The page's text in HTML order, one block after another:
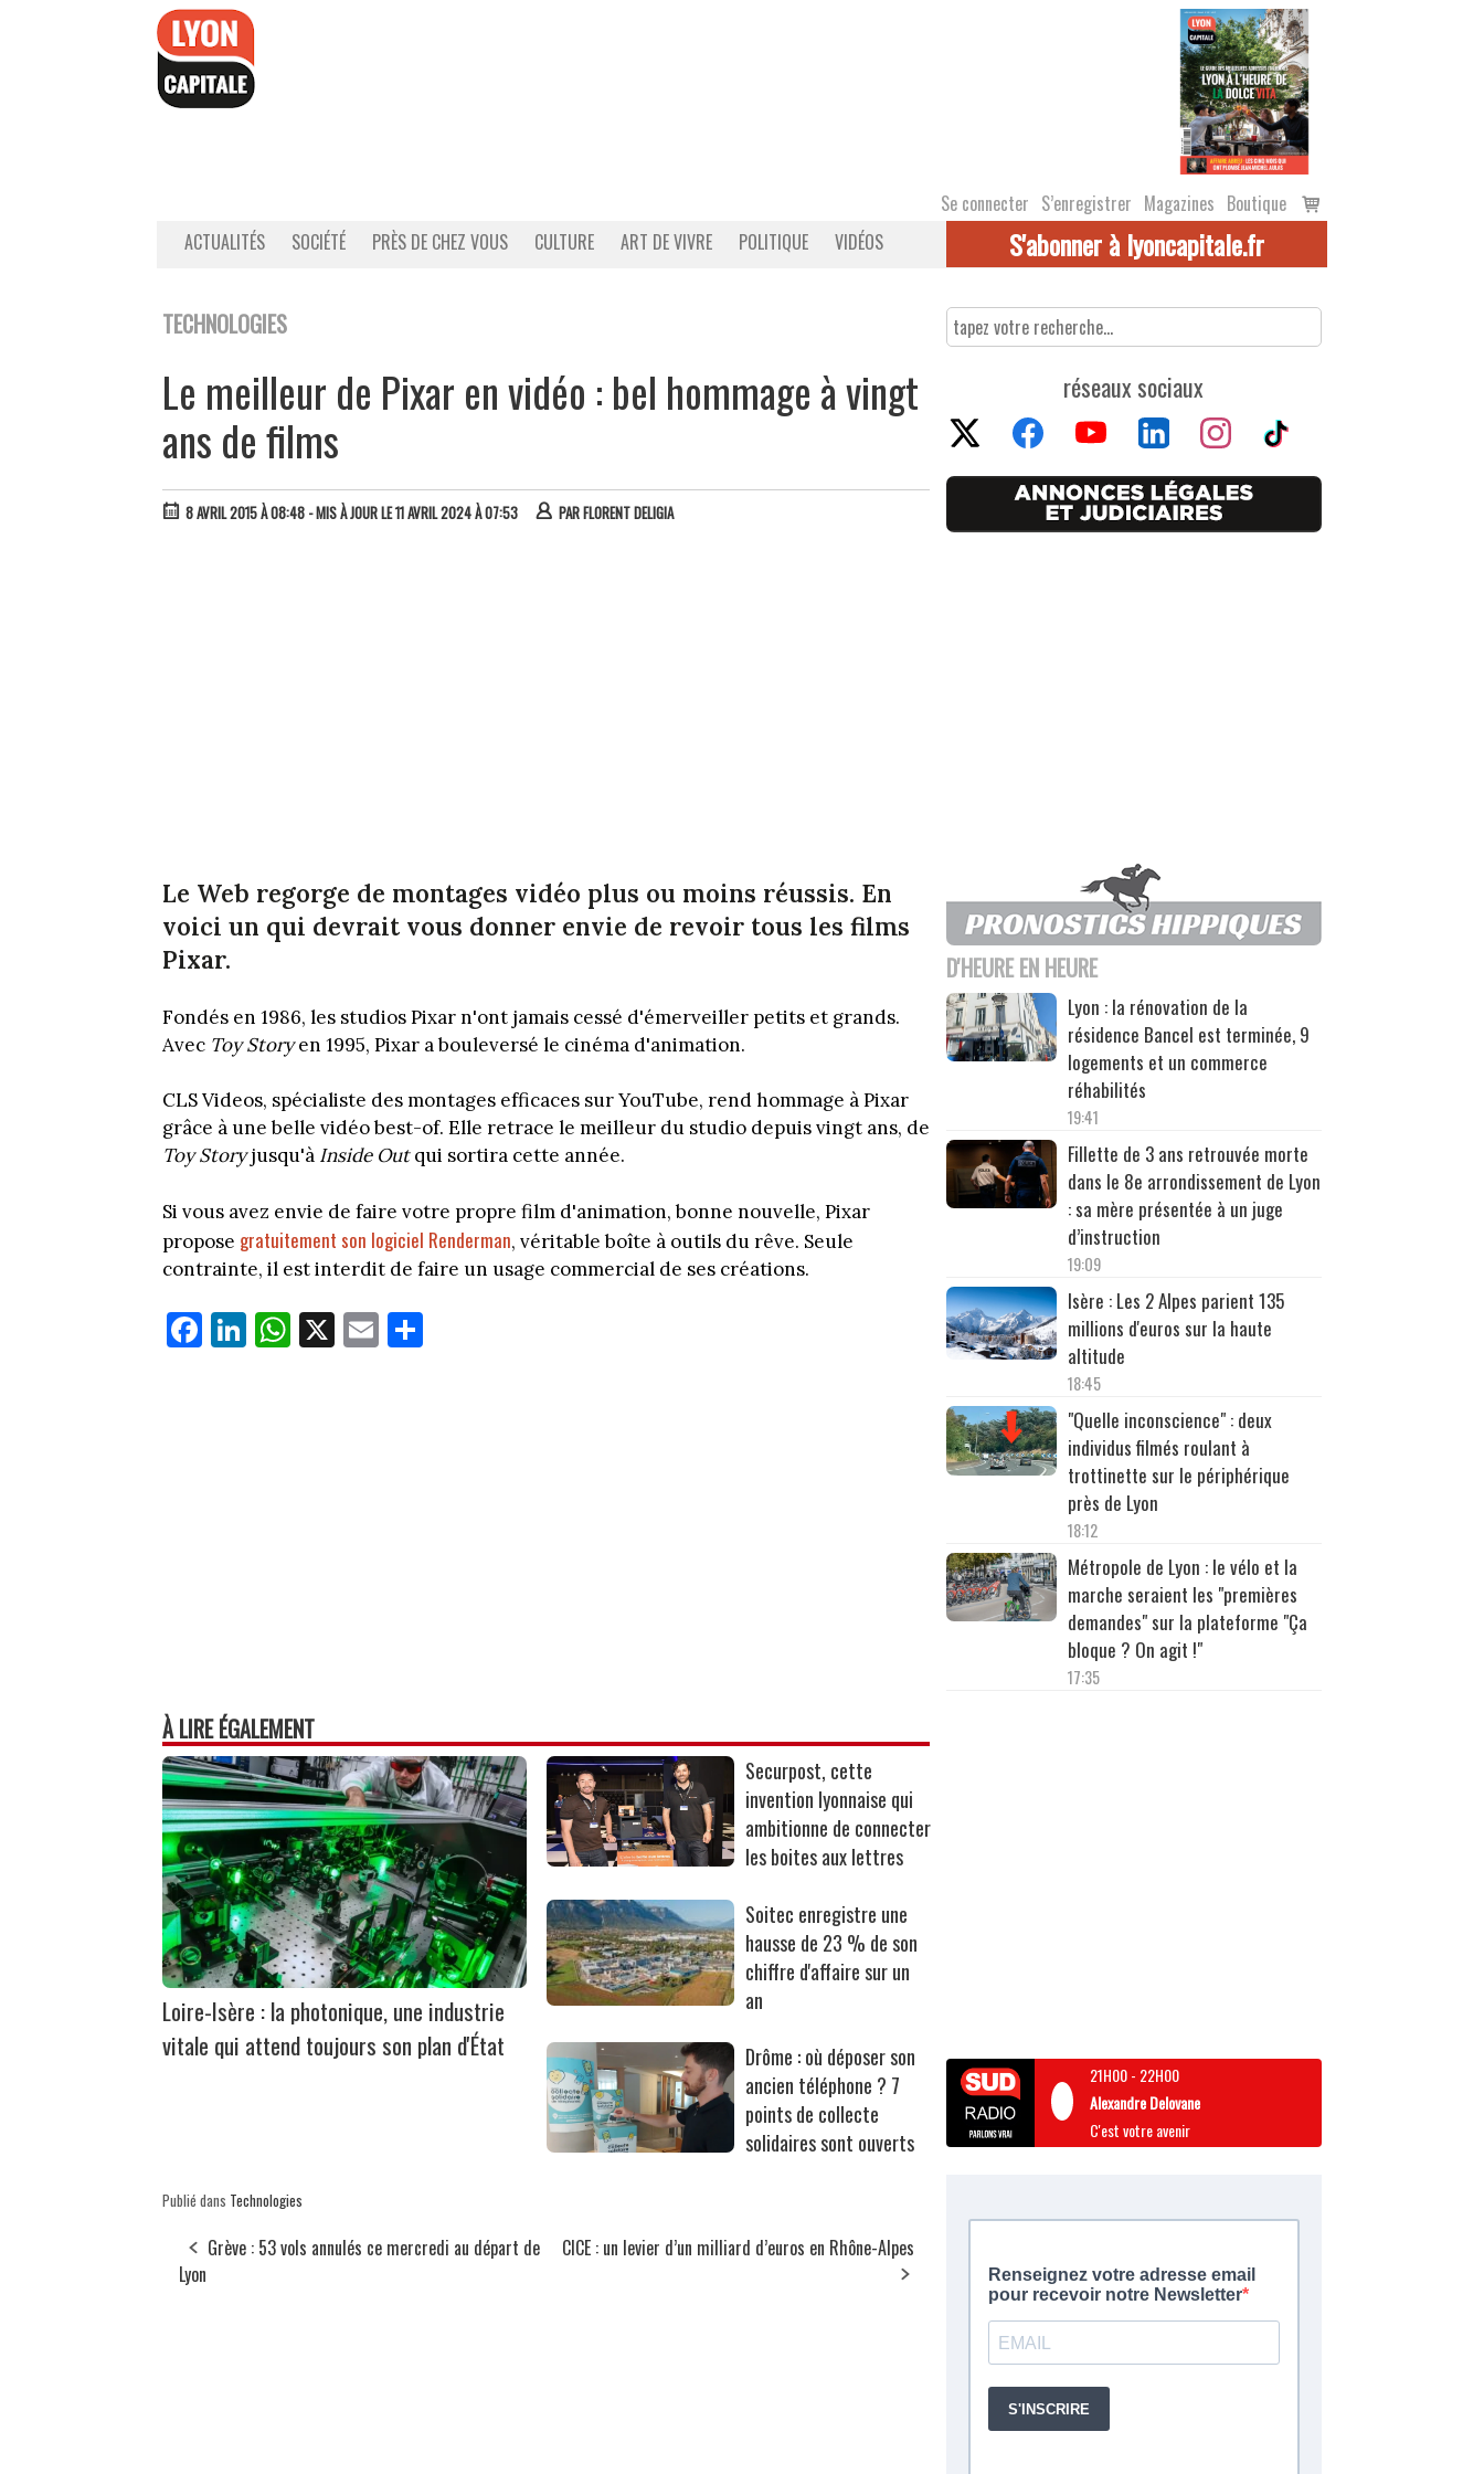
Se connecter S’enregistrer Magazines Boutique
Voir
le
ACTUALITÉS SOCIÉTÉ PRÈS DE CHEZ VOUS CULTURE ART DE VIVRE POLITIQUE VIDÉOS S'abonner à lyoncapitale.fr
TECHNOLOGIES
Le meilleur de Pixar en vidéo : bel hommage à vingt
ans de films
8 AVRIL 2015 À 08:48 - MIS À JOUR LE 11 AVRIL 2024 À 07:53 PARFLORENT DELIGIA
Le Web regorge de montages vidéo plus ou moins réussis. En
voici un qui devrait vous donner envie de revoir tous les films
Pixar.
Fondés en 1986, les studios Pixar n'ont jamais cessé d'émerveiller petits et grands.
Avec Toy Storyen 1995, Pixar a bouleversé le cinéma d'animation.
CLS Videos, spécialiste des montages efficaces sur YouTube, rend hommage à Pixar
grâce à une belle vidéo best-of. Elle retrace le meilleur du studio depuis vingt ans, de
Toy Storyjusqu'à Inside Outqui sortira cette année.
Si vous avez envie de faire votre propre film d'animation, bonne nouvelle, Pixar
propose gratuitement son logiciel Renderman, véritable boîte à outils du rêve. Seule
contrainte, il est interdit de faire un usage commercial de ses créations.
Fa
ce
Li
nk
W
ha
X E
m
À LIRE ÉGALEMENT
Loire-Isère : la photonique, une industrie
vitale qui attend toujours son plan d'État
Securpost, cette
invention lyonnaise qui
ambitionne de connecter
les boites aux lettres
Soitec enregistre une
hausse de 23 % de son
chiffre d'affaire sur un
an
Drôme : où déposer son
ancien téléphone ? 7
points de collecte
solidaires sont ouverts
Publié dans Technologies
Grève : 53 vols annulés ce mercredi au départ de
Lyon
CICE : un levier d’un milliard d’euros en Rhône-Alpes
réseaux sociaux
D'HEURE EN HEURE
Lyon : la rénovation de la
résidence Bancel est terminée, 9
logements et un commerce
réhabilités
19:41
Fillette de 3 ans retrouvée morte
dans le 8e arrondissement de Lyon
: sa mère présentée à un juge
d’instruction
19:09
Isère : Les 2 Alpes parient 135
millions d'euros sur la haute
altitude
18:45
"Quelle inconscience" : deux
individus filmés roulant à
trottinette sur le périphérique
près de Lyon
18:12
Métropole de Lyon : le vélo et la
marche seraient les "premières
demandes" sur la plateforme "Ça
bloque ? On agit !"
17:35
21H00- 22H00
Alexandre Delovane
C'est votre avenir